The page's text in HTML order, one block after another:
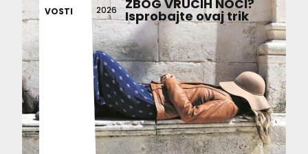
VOSTI
2026 ZBOG VRUĆIH NOĆI?
Isprobajte ovaj trik